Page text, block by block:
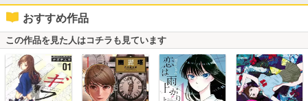
おすすめ作品
この作品を見た人はコチラも見ています